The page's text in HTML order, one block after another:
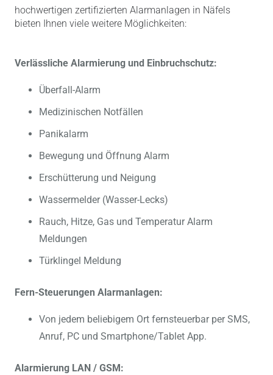
hochwertigen zertifizierten Alarmanlagen in Näfels
bieten Ihnen viele weitere Möglichkeiten:
Verlässliche Alarmierung und Einbruchschutz:
Überfall-Alarm
Medizinischen Notfällen
Panikalarm
Bewegung und Öffnung Alarm
Erschütterung und Neigung
Wassermelder (Wasser-Lecks)
Rauch, Hitze, Gas und Temperatur Alarm
Meldungen
Türklingel Meldung
Fern-Steuerungen Alarmanlagen:
Von jedem beliebigem Ort fernsteuerbar per SMS,
Anruf, PC und Smartphone/Tablet App.
Alarmierung LAN / GSM: